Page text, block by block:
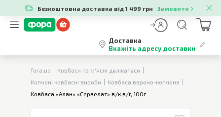
Безкоштовна доставка від 1 499 грн Замовити
Доставка
Вкажіть адресу доставки
fora.ua
Ковбаси та м'ясні делікатеси
Копчені ковбасні вироби
Ковбаса варено-копчена
Ковбаса «Алан» «Сервелат» в/к в/ґ, 100г